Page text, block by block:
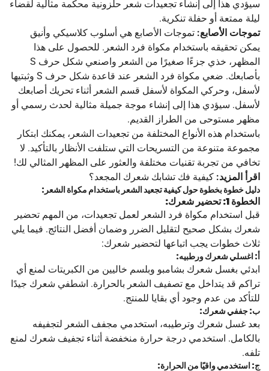
سيؤدي هذا إلى إنشاء تجعيدات شعر حلزونية محكمة مثالية لقضاء
ليلة ممتعة أو حفلة تنكرية.
تموجات الأصابع: تموجات الأصابع هي أسلوب كلاسيكي وأنيق
يمكن تحقيقه باستخدام مكواة فرد الشعر. للحصول على هذا
المظهر، خذي جزءًا صغيرًا من الشعر واصنعي شكل حرف S
بأصابعك. ضعي مكواة فرد الشعر عند قاعدة شكل حرف S وثبتيها
لأسفل، وحركي المكواة لأسفل قسم الشعر أثناء تحريك أصابعك
لأسفل. سيؤدي هذا إلى إنشاء موجة جميلة مثالية لحدث رسمي أو
مظهر مستوحى من الطراز القديم.
باستخدام هذه الأنواع المختلفة من تجعيدات الشعر، يمكنك ابتكار
مجموعة متنوعة من التسريحات التي ستلفت الأنظار بالتأكيد. لا
تخافي من تجربة تقنيات مختلفة والعثور على المظهر المثالي لك!
اقرأ المزيد: كيفية فك تشابك شعرك المجعد؟
دليل خطوة بخطوة حول كيفية تجعيد الشعر باستخدام مكواة الشعر:
الخطوة 1: تحضير شعرك:
قبل استخدام مكواة فرد الشعر لعمل تجعيدات، من المهم تحضير
شعرك بشكل صحيح لتقليل الضرر وضمان أفضل النتائج. فيما يلي
ثلاث خطوات يجب اتباعها لتحضير شعرك:
أ: اغسلي شعرك ورطبيه:
ابدئي بغسل شعرك بشامبو وبلسم خاليين من الكبريتات لمنع أي
تراكم قد يتداخل مع تصفيف الشعر بالحرارة. اشطفي شعرك جيدًا
للتأكد من عدم وجود أي بقايا للمنتج.
ب: جففي شعرك:
بعد غسل شعرك وترطيبه، استخدمي مجفف الشعر لتجفيفه
بالكامل. استخدمي درجة حرارة منخفضة أثناء تجفيف شعرك لمنع
تلفه.
ج: استخدمي واقيًا من الحرارة: